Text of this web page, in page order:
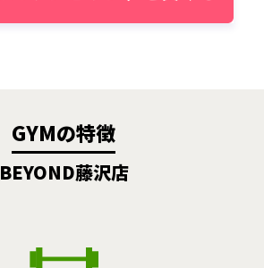
GYMの特徴
BEYOND藤沢店